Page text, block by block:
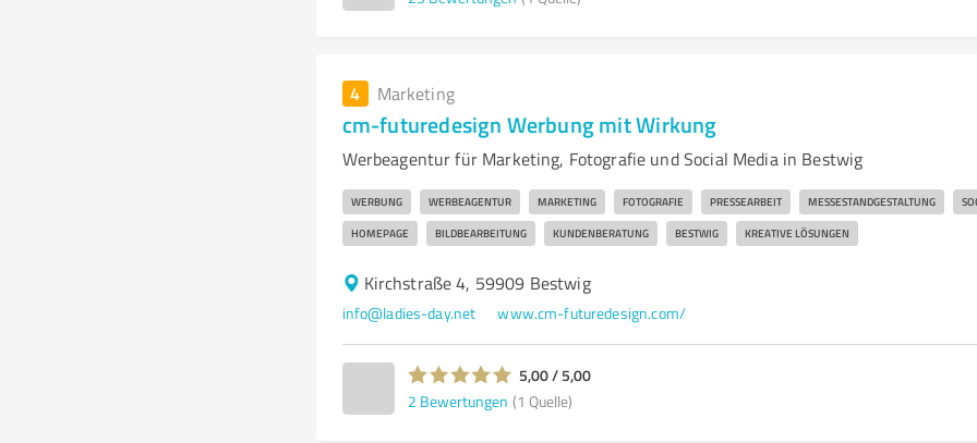
4 Marketing
cm-futuredesign Werbung mit Wirkung
Werbeagentur für Marketing, Fotografie und Social Media in Bestwig
WERBUNG WERBEAGENTUR MARKETING FOTOGRAFIE PRESSEARBEIT MESSESTANDGESTALTUNG
HOMEPAGE BILDBEARBEITUNG KUNDENBERATUNG BESTWIG KREATIVE LÖSUNGEN
Kirchstraße 4, 59909 Bestwig
info@ladies-day.net www.cm-futuredesign.com/
5,00 / 5,00
2 Bewertungen (1 Quelle)